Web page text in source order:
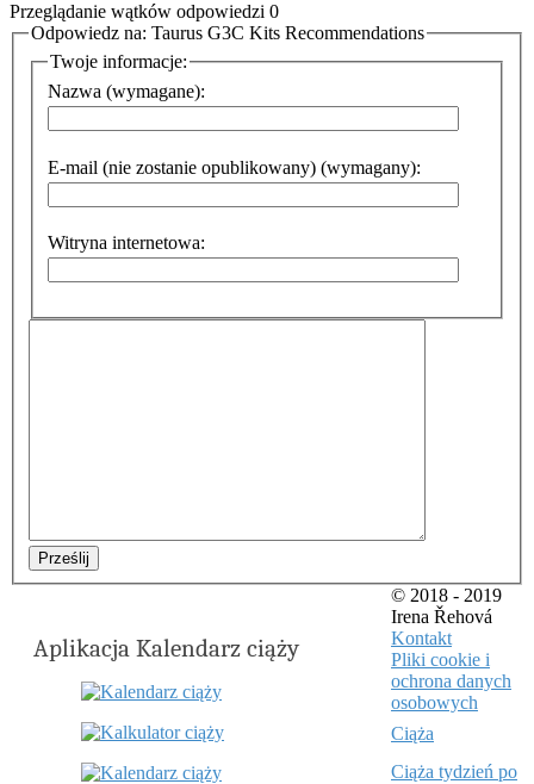
Przeglądanie wątków odpowiedzi 0
Odpowiedz na: Taurus G3C Kits Recommendations
Twoje informacje:
Nazwa (wymagane):
E-mail (nie zostanie opublikowany) (wymagany):
Witryna internetowa:
Prześlij
Aplikacja Kalendarz ciąży
© 2018 - 2019
Irena Řehová
Kontakt
Pliki cookie i
ochrona danych
osobowych
Ciąża
Ciąża tydzień po